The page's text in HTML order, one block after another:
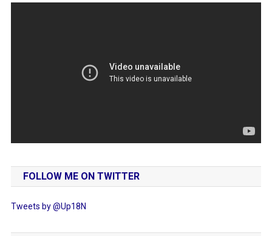
FOLLOW ME ON TWITTER
Tweets by @Up18N